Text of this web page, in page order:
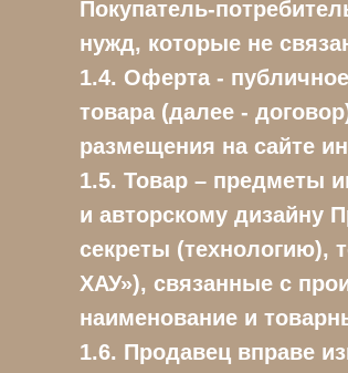
Покупатель-
нужд, которые не
1.4. Оферта -
товара (далее -
размещения на сайте
1.5. Товар – предметы
и авторскому дизайну
секреты (технологию),
ХАУ»), связанные с
наименование и
1.6. Продавец вправе